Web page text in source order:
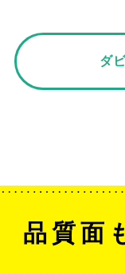
ダ
品質面